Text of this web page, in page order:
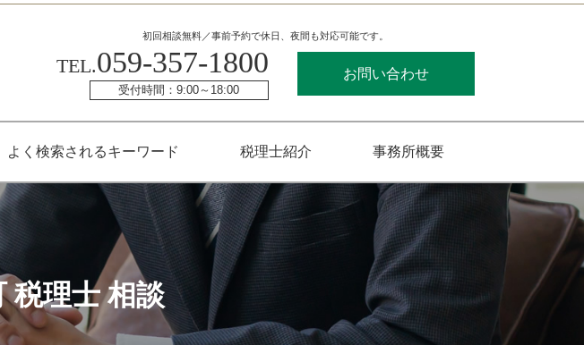
税理士 相談
初回相談無料／事前予約で休日、夜間も対応可能です。
TEL.059-357-1800
受付時間：9:00～18:00
お問い合わせ
よく検索されるキーワード 税理士紹介 事務所概要